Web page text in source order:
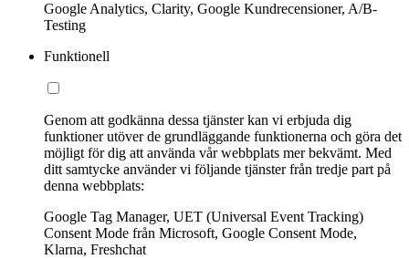
Google Analytics, Clarity, Google Kundrecensioner, A/B-
Testing
Funktionell
Genom att godkänna dessa tjänster kan vi erbjuda dig
funktioner utöver de grundläggande funktionerna och göra det
möjligt för dig att använda vår webbplats mer bekvämt. Med
ditt samtycke använder vi följande tjänster från tredje part på
denna webbplats:
Google Tag Manager, UET (Universal Event Tracking)
Consent Mode från Microsoft, Google Consent Mode,
Klarna, Freshchat